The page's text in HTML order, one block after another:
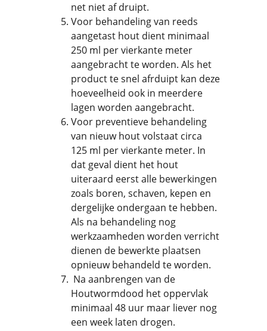
net niet af druipt.
Voor behandeling van reeds
aangetast hout dient minimaal
250 ml per vierkante meter
aangebracht te worden. Als het
product te snel afrduipt kan deze
hoeveelheid ook in meerdere
lagen worden aangebracht.
Voor preventieve behandeling
van nieuw hout volstaat circa
125 ml per vierkante meter. In
dat geval dient het hout
uiteraard eerst alle bewerkingen
zoals boren, schaven, kepen en
dergelijke ondergaan te hebben.
Als na behandeling nog
werkzaamheden worden verricht
dienen de bewerkte plaatsen
opnieuw behandeld te worden.
Na aanbrengen van de
Houtwormdood het oppervlak
minimaal 48 uur maar liever nog
een week laten drogen.